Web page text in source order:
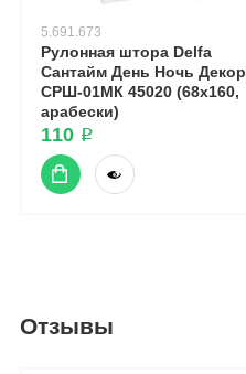
5.691.673
Рулонная штора Delfa
Сантайм День Ночь Декор
СРШ-01МК 45020 (68x160,
арабески)
110 ₽
Отзывы